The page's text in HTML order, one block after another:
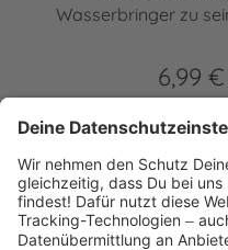
Wasserbringer zu
6,99 €
1